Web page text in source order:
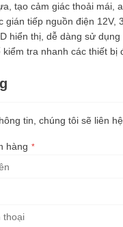
tạo cảm giác thoải mái,
gián tiếp nguồn điện 12V,
hiển thị, dễ dàng sử dụng
tra nhanh các thiết bị
tin, chúng tôi sẽ liên
hàng